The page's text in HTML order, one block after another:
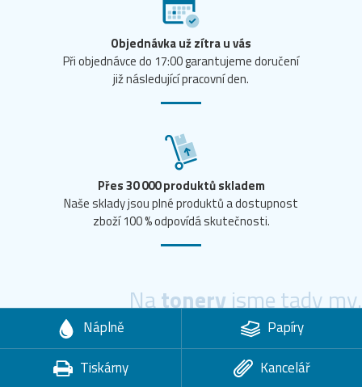
Objednávka už zítra u vás
Při objednávce do 17:00 garantujeme doručení
již následující pracovní den.
Přes 30 000 produktů skladem
Naše sklady jsou plné produktů a dostupnost
zboží 100 % odpovídá skutečnosti.
Natoneryjsme tady my.
Náplně
Papíry
Tiskárny
Kancelář